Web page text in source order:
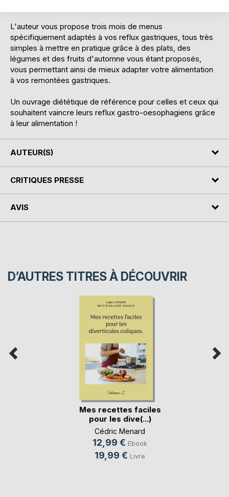
L'auteur vous propose trois mois de menus
spécifiquement adaptés à vos reflux gastriques, tous très
simples à mettre en pratique grâce à des plats, des
légumes et des fruits d'automne vous étant proposés,
vous permettant ainsi de mieux adapter votre alimentation
à vos remontées gastriques.
Un ouvrage diététique de référence pour celles et ceux qui
souhaitent vaincre leurs reflux gastro-oesophagiens grâce
à leur alimentation !
AUTEUR(S)
CRITIQUES PRESSE
AVIS
D’AUTRES TITRES À DÉCOUVRIR
Mes recettes faciles
pour les dive(...)
Cédric Menard
12,99 € Ebook
19,99 € Livre